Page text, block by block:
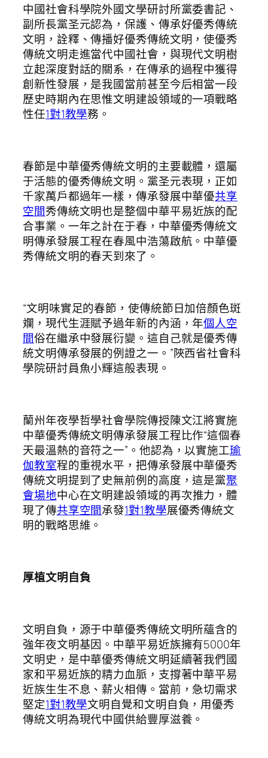
中國社會科學院外國文學研討所黨委書記、
副所長黨圣元認為，保護、傳承好優秀傳統
文明，詮釋、傳播好優秀傳統文明，使優秀
傳統文明走進當代中國社會，與現代文明樹
立起深度對話的關系，在傳承的過程中獲得
創新性發展，是我國當前甚至今后相當一段
歷史時期內在思惟文明建設領域的一項戰略
性任1對1教學務。
春節是中華優秀傳統文明的主要載體，還屬
于活態的優秀傳統文明。黨圣元表現，正如
千家萬戶都過年一樣，傳承發展中華優共享
空間秀傳統文明也是整個中華平易近族的配
合事業。一年之計在于春，中華優秀傳統文
明傳承發展工程在春風中浩蕩啟航。中華優
秀傳統文明的春天到來了。
“文明味實足的春節，使傳統節日加倍顏色斑
斕，現代生涯賦予過年新的內涵，年個人空
間俗在繼承中發展衍變。這自己就是優秀傳
統文明傳承發展的例證之一。”陜西省社會科
學院研討員魚小輝這般表現。
蘭州年夜學哲學社會學院傳授陳文江將實施
中華優秀傳統文明傳承發展工程比作“這個春
天最溫熱的音符之一”。他認為，以實施工瑜
伽教室程的重視水平，把傳承發展中華優秀
傳統文明提到了史無前例的高度，這是黨聚
會場地中心在文明建設領域的再次推力，體
現了傳共享空間承發1對1教學展優秀傳統文
明的戰略思維。
厚植文明自負
文明自負，源于中華優秀傳統文明所蘊含的
強年夜文明基因。中華平易近族擁有5000年
文明史，是中華優秀傳統文明延續著我們國
家和平易近族的精力血脈，支撐著中華平易
近族生生不息、薪火相傳。當前，急切需求
堅定1對1教學文明自覺和文明自負，用優秀
傳統文明為現代中國供給豐厚滋養。